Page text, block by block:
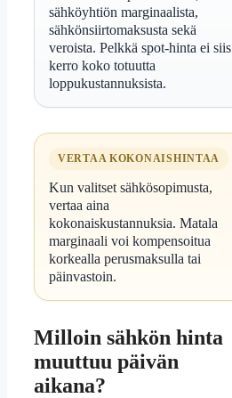
sähköyhtiön marginaalista,
sähkönsiirtomaksusta sekä
veroista. Pelkkä spot-hinta ei siis
kerro koko totuutta
loppukustannuksista.
VERTAA KOKONAISHINTAA
Kun valitset sähkösopimusta,
vertaa aina
kokonaiskustannuksia. Matala
marginaali voi kompensoitua
korkealla perusmaksulla tai
päinvastoin.
Milloin sähkön hinta
muuttuu päivän
aikana?